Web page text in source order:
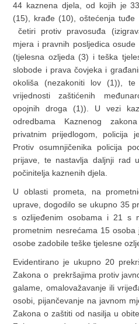
44 kaznena djela, od kojih je
(15), krađe (10), oštećenja
četiri protiv pravosuđa
mjera i pravnih posljedica
(tjelesna ozljeda (3) i teška
slobode i prava čovjeka i
okoliša (nezakoniti lov (1)),
vrijednosti zaštićenih
opojnih droga (1)). U vezi
odredbama Kaznenog
privatnim prijedlogom, policija
Protiv osumnjičenika policija
prijave, te nastavlja daljnji rad
počinitelja kaznenih djela.
U oblasti prometa, na
uprave, dogodilo se ukupno 35
s ozlijeđenim osobama i 21 s
prometnim nesrećama 15
osobe zadobile teške tjelesne
Evidentirano je ukupno 20
Zakona o prekršajima protiv
galame, omalovažavanje ili
osobi, pijančevanje na javnom
Zakona o zaštiti od nasilja u